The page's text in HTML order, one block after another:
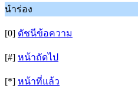
นำร่อง
[0] ดัชนีข้อความ
[#] หน้าถัดไป
[*] หน้าที่แล้ว